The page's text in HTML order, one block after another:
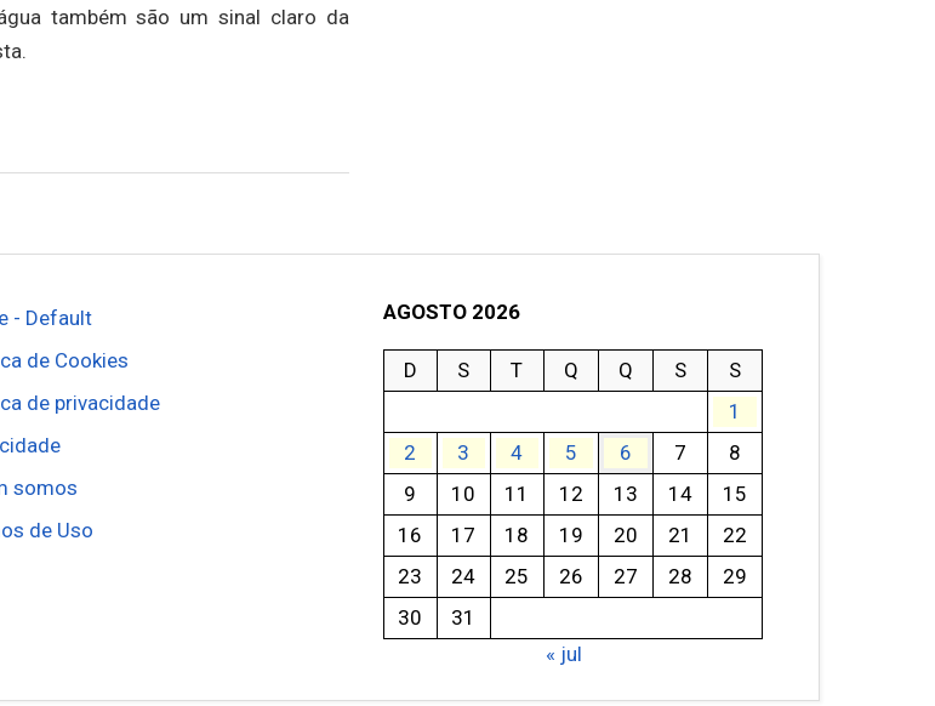
também são um sinal claro da
- Default
de Cookies
de privacidade
somos
de Uso
AGOSTO 2026
D S T Q Q S
S
1
2
3 4 5 6 7
8
9
10 11 12 13 14
15
16
17 18 19 20 21
22
23
24 25 26 27 28
29
30
31
« jul